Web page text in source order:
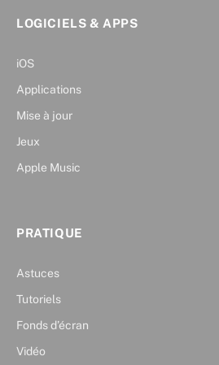
LOGICIELS & APPS
iOS
Applications
Mise à jour
Jeux
Apple Music
PRATIQUE
Astuces
Tutoriels
Fonds d’écran
Vidéo